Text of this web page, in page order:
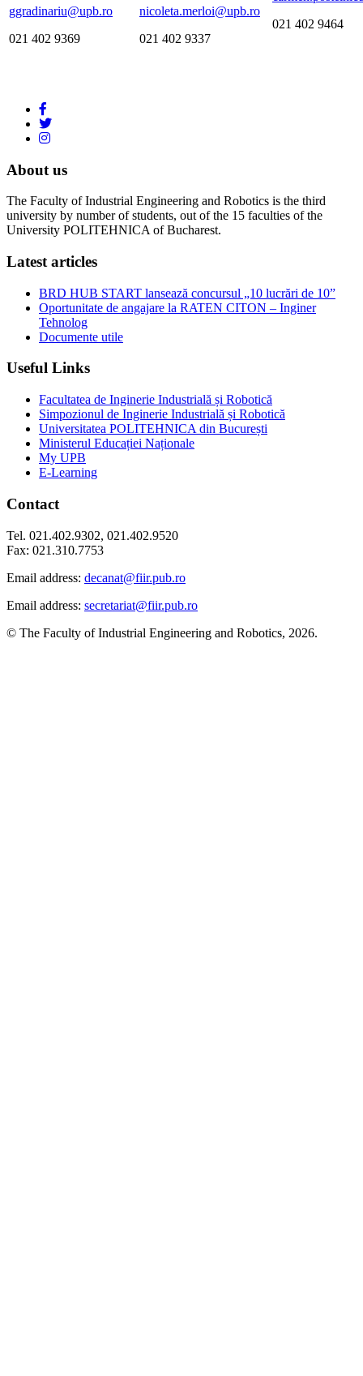
ggradinariu@upb.ro
021 402 9369
nicoleta.merloi@upb.ro
021 402 9337
021 402 9464
About us
The Faculty of Industrial Engineering and Robotics is the third
university by number of students, out of the 15 faculties of the
University POLITEHNICA of Bucharest.
Latest articles
BRD HUB START lansează concursul „10 lucrări de 10”
Oportunitate de angajare la RATEN CITON – Inginer
Tehnolog
Documente utile
Useful Links
Facultatea de Inginerie Industrială și Robotică
Simpozionul de Inginerie Industrială și Robotică
Universitatea POLITEHNICA din București
Ministerul Educației Naționale
My UPB
E-Learning
Contact
Tel. 021.402.9302, 021.402.9520
Fax: 021.310.7753
Email address: decanat@fiir.pub.ro
Email address: secretariat@fiir.pub.ro
© The Faculty of Industrial Engineering and Robotics, 2026.